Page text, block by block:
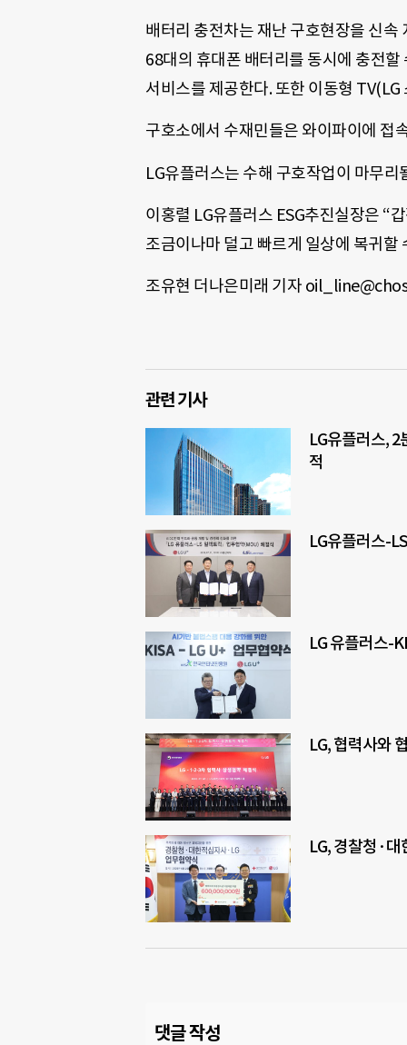
배터리 충전차는 재난 구호현장을 신속
68대의 휴대폰 배터리를 동시에 충전
서비스를 제공한다. 또한 이동형
구호소에서 수재민들은 와이파이에 접
LG유플러스는 수해 구호작업이 마무
이홍렬 LG유플러스 ESG추진실장은 “
조금이나마 덜고 빠르게 일상에 복귀할
조유현 더나은미래 기자
관련 기사
LG유플러스,
적
LG유플러스-
LG 유플러스-
LG, 협력사와
LG, 경찰청·
댓글 작성